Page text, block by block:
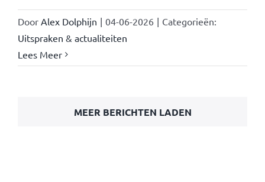
Door Alex Dolphijn | 04-06-2026 | Categorieën:
Uitspraken & actualiteiten
Lees Meer
MEER BERICHTEN LADEN